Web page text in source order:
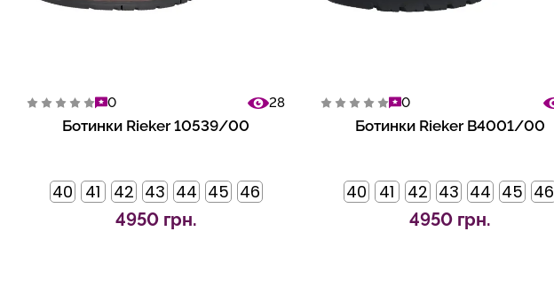
0 28
Ботинки Rieker 10539/00
40 41 42 43 44 45 46
4950 грн.
0
Ботинки Rieker B4001/00
40 41 42 43 44 45 46
4950 грн.